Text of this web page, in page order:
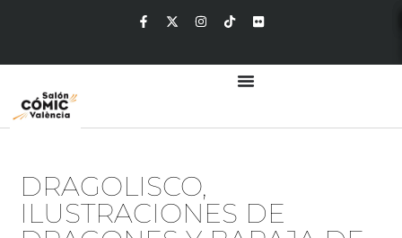
DRAGOLISCO,
ILUSTRACIONES DE